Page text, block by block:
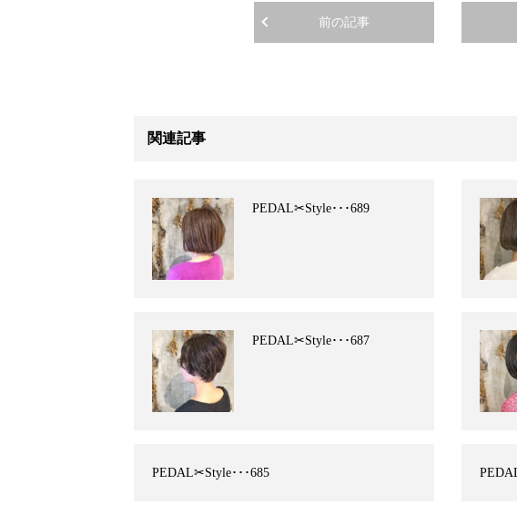
前の記事
関連記事
PEDAL✂︎Style･･･689
PEDAL✂︎Style･･･687
PEDAL✂︎Style･･･685